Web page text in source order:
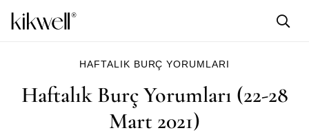
HAFTALIK BURÇ YORUMLARI
Haftalık Burç Yorumları (22-28
Mart 2021)